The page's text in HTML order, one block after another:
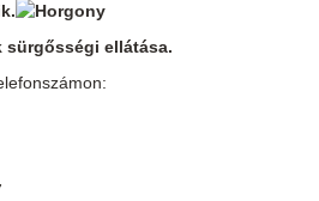
sürgősségi ellátása.